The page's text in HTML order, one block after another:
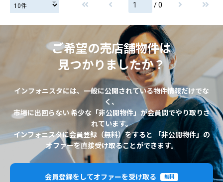
/ 0
ご希望の売店舗物件は
見つかりましたか？
インフォニスタには、一般に公開されている物件情報だけでな
く、
市場に出回らない 希少な「非公開物件」が会員間でやり取りさ
れています。
インフォニスタに会員登録（無料）をすると 「非公開物件」の
オファーを直接受け取ることができます。
会員登録をしてオファーを受け取る 無料